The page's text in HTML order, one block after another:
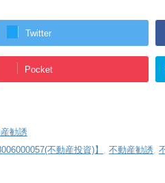
Twitter
Pocket
勧誘
不動産投資)】 , 不動産勧誘,